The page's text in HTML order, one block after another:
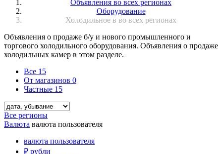
Объявления во всех регионах
Оборудование
Холодильное в во всех регионах
Объявления о продаже б/у и нового промышленного и
торгового холодильного оборудования. Объявления о продаже
холодильных камер в этом разделе.
Все 15
От магазинов 0
Частные 15
Все регионы
Валюта валюта пользователя
валюта пользователя
₽ рубли